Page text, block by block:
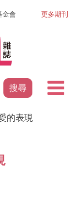
金會
搜尋
更多期刊
的表現